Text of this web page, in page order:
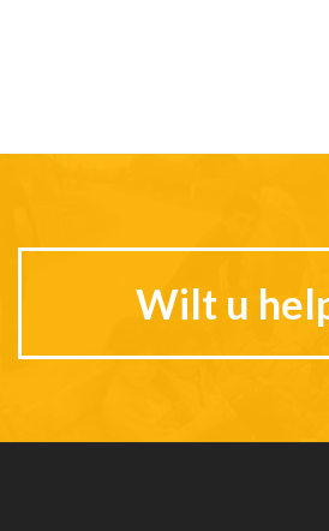
Wilt u